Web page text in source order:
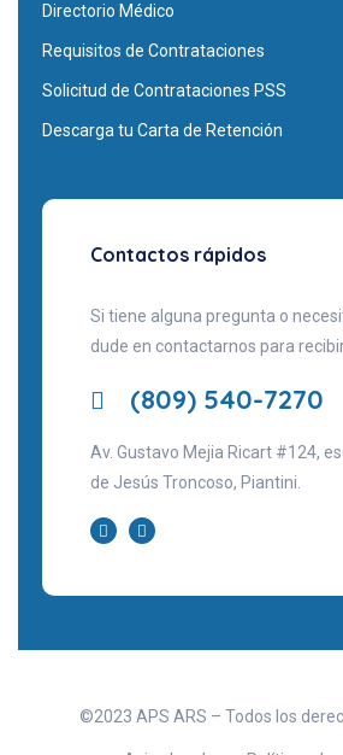
Directorio Médico
Requisitos de Contrataciones
Solicitud de Contrataciones PSS
Descarga tu Carta de Retención
Contactos rápidos
Si tiene alguna pregunta o
dude en contactarnos para
(809) 540-7270
Av. Gustavo Mejia Ricart #124,
de Jesús Troncoso, Piantini.
©2023 APS ARS – Todos los